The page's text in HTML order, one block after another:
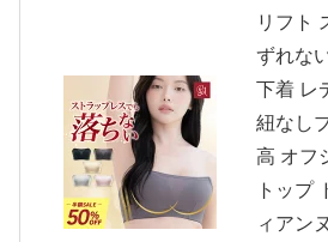
リフト
ずれな
下着 レ
紐なし
高 オフ
トップ
ィアンヌ